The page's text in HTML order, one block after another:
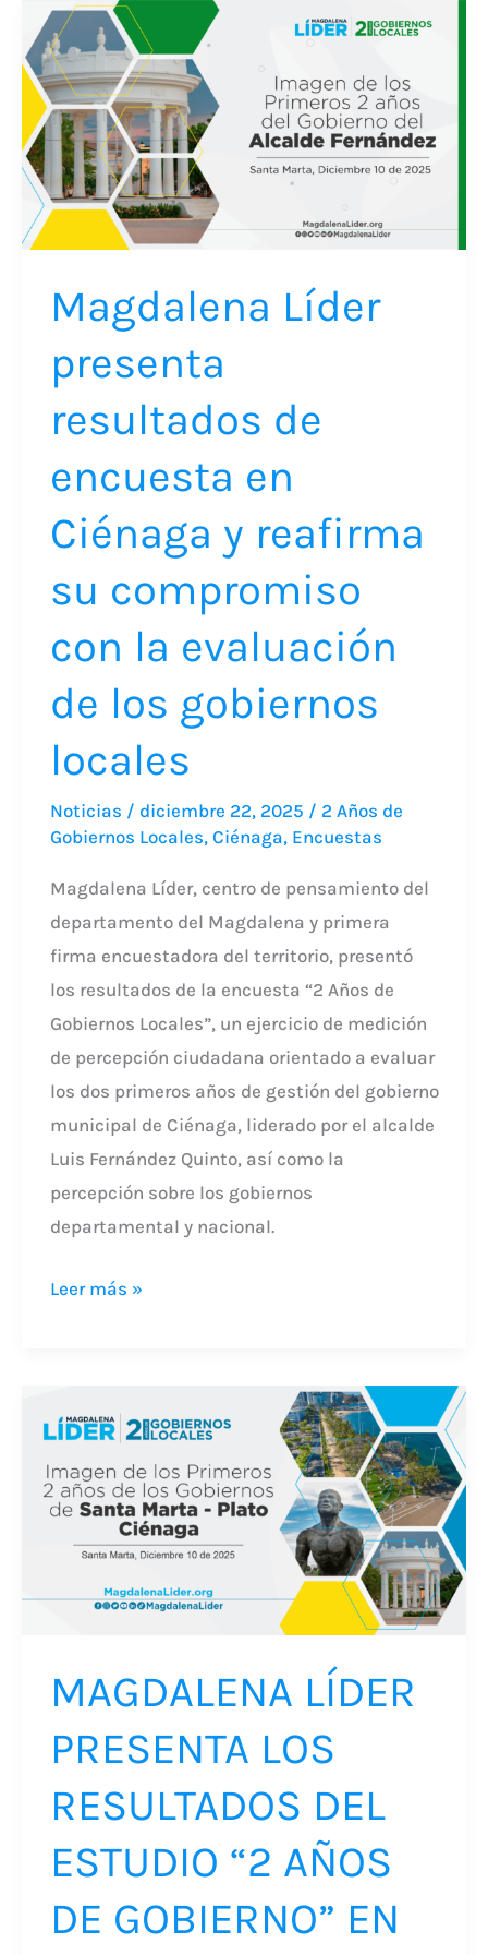
Magdalena Líder
presenta
resultados de
encuesta en
Ciénaga y reafirma
su compromiso
con la evaluación
de los gobiernos
locales
Noticias / diciembre 22, 2025 / 2 Años de
Gobiernos Locales, Ciénaga, Encuestas
Magdalena Líder, centro de pensamiento del
departamento del Magdalena y primera
firma encuestadora del territorio, presentó
los resultados de la encuesta “2 Años de
Gobiernos Locales”, un ejercicio de medición
de percepción ciudadana orientado a evaluar
los dos primeros años de gestión del gobierno
municipal de Ciénaga, liderado por el alcalde
Luis Fernández Quinto, así como la
percepción sobre los gobiernos
departamental y nacional.
Magdalena
Líder
presenta
resultados
de
encuesta
en
Ciénaga
reafirma
su
compromiso
con
evaluación
de
los
gobiernos
Leer más »
MAGDALENA LÍDER
PRESENTA LOS
RESULTADOS DEL
ESTUDIO “2 AÑOS
DE GOBIERNO” EN
LÍDER
PRESENTA
LOS
RESULTADOS
ESTUDIO
DE
GOBIERNO”
SANTA
CIÉNAGA
Y